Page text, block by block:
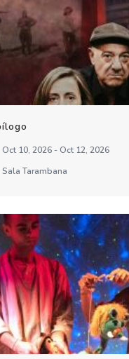
Oct 10, 2026 - Oct 12, 2026
Sala Tarambana